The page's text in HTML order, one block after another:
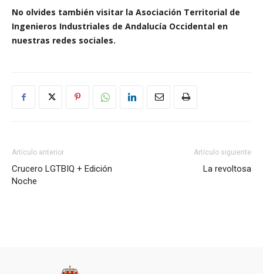
No olvides también visitar la Asociación Territorial de
Ingenieros Industriales de Andalucía Occidental en
nuestras redes sociales.
Artículo anterior
Crucero LGTBIQ + Edición
Noche
Artículo siguiente
La revoltosa